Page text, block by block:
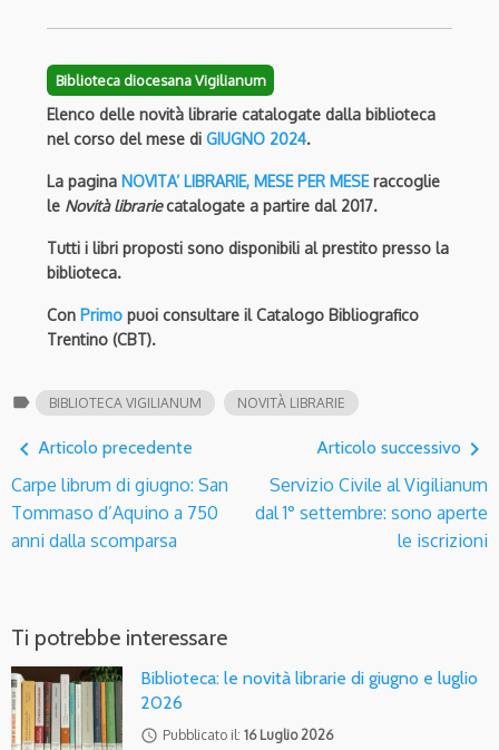
Biblioteca diocesana Vigilianum
Elenco delle novità librarie catalogate dalla biblioteca
nel corso del mese di GIUGNO 2024.
La pagina NOVITA’ LIBRARIE, MESE PER MESEraccoglie
le Novità librariecatalogate a partire dal 2017.
Tutti i libri proposti sono disponibili al prestito presso la
biblioteca.
Con Primo puoi consultare il Catalogo Bibliografico
Trentino (CBT).
label BIBLIOTECA VIGILIANUM NOVITÀ LIBRARIE
navigate_before Articolo precedente
Carpe librum di giugno: San
Tommaso d’Aquino a 750
anni dalla scomparsa
Articolo successivo navigate_next
Servizio Civile al Vigilianum
dal 1° settembre: sono aperte
le iscrizioni
Ti potrebbe interessare
Biblioteca: le novità librarie di giugno e luglio
2026
access_time Pubblicato il: 16 Luglio 2026